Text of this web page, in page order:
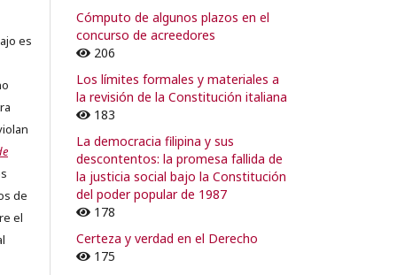
es
de
el
Cómputo de algunos plazos en el
concurso de acreedores
206
Los límites formales y materiales a
la revisión de la Constitución italiana
183
La democracia filipina y sus
descontentos: la promesa fallida de
la justicia social bajo la Constitución
del poder popular de 1987
178
Certeza y verdad en el Derecho
175